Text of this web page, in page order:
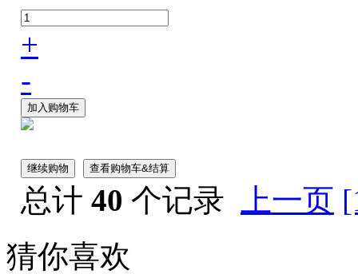
+
-
加入购物车
继续购物 查看购物车&结算
总计 40 个记录 上一页
猜你喜欢